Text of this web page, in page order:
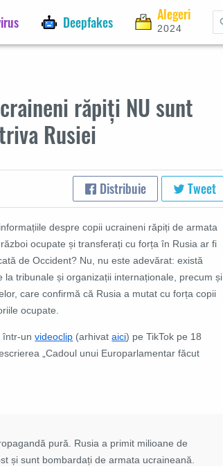
Deepfakes Alegeri
2024
răpiți NU sunt
Rusiei
Distribuie Tweet
despre copii ucraineni răpiți de armata
ocupate și transferați cu forța în Rusia ar fi
de Occident? Nu, nu este adevărat: există
la tribunale și organizații internaționale, precum și
care confirmă că Rusia a mutat cu forța copii
ocupate.
într-unvideoclip (arhivataici) pe TikTok pe 18
„Cadoul unui Europarlamentar făcut
pură. Rusia a primit milioane de
și sunt bombardați de armata ucraineană.